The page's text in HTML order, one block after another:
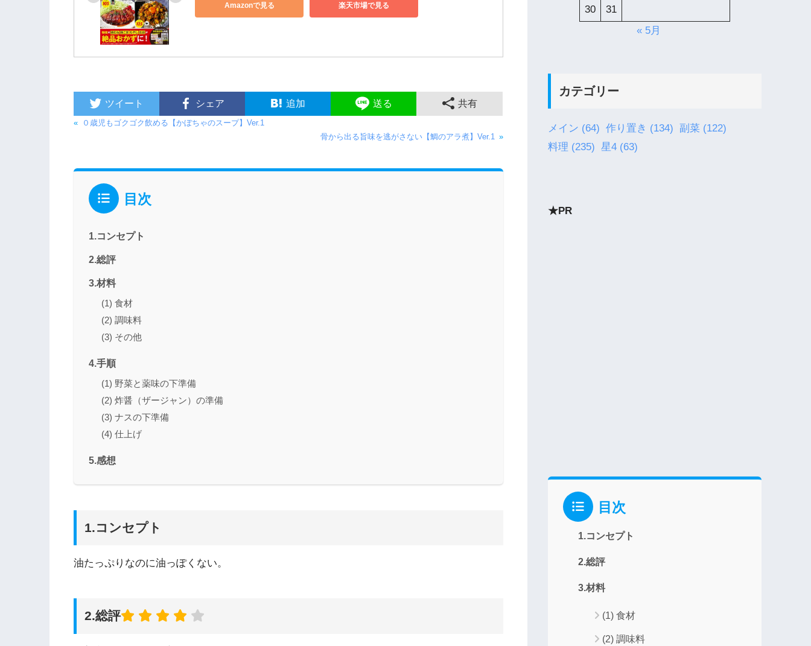
Amazonで見る 楽天市場で見る
ツイート シェア 追加 送る 共有
«
０歳児もゴクゴク飲める【かぼちゃのスープ】Ver.1
骨から出る旨味を逃がさない【鯛のアラ煮】Ver.1
»
目次
1.コンセプト
2.総評
3.材料
(1) 食材
(2) 調味料
(3) その他
4.手順
(1) 野菜と薬味の下準備
(2) 炸醤（ザージャン）の準備
(3) ナスの下準備
(4) 仕上げ
5.感想
1.コンセプト
油たっぷりなのに油っぽくない。
2.総評
30
31
« 5月
カテゴリー
メイン (64) 作り置き (134) 副菜 (122)
料理 (235) 星4 (63)
★PR
目次
1.コンセプト
2.総評
3.材料
(1) 食材
(2) 調味料